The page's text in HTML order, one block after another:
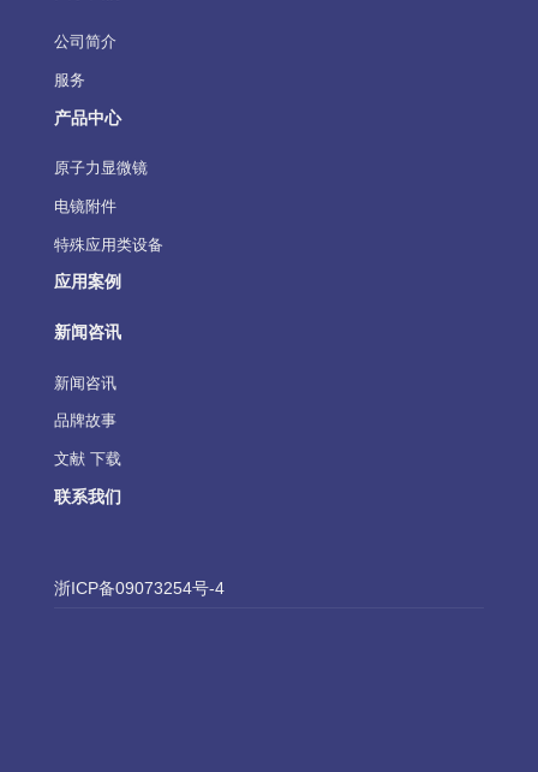
公司简介
服务
产品中心
原子力显微镜
电镜附件
特殊应用类设备
应用案例
新闻咨讯
新闻咨讯
品牌故事
文献 下载
联系我们
浙ICP备09073254号-4